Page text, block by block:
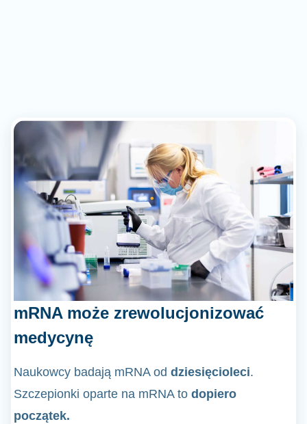
mRNA może zrewolucjonizować
medycynę
Naukowcy badają mRNA od dziesięcioleci.
Szczepionki oparte na mRNA to dopiero
początek.